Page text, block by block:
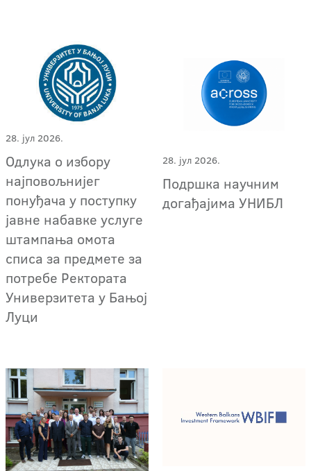
28. јул 2026.
Одлука о избору
најповољнијег
понуђача у поступку
јавне набавке услуге
штампања омота
списа за предмете за
потребе Ректората
Универзитета у Бањој
Луци
28. јул 2026.
Подршка научним
догађајима УНИБЛ